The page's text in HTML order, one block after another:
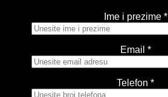
Ime i prezime *
Email *
Telefon *